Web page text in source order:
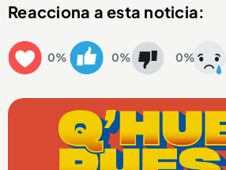
Reacciona a esta noticia:
0% 0% 0%